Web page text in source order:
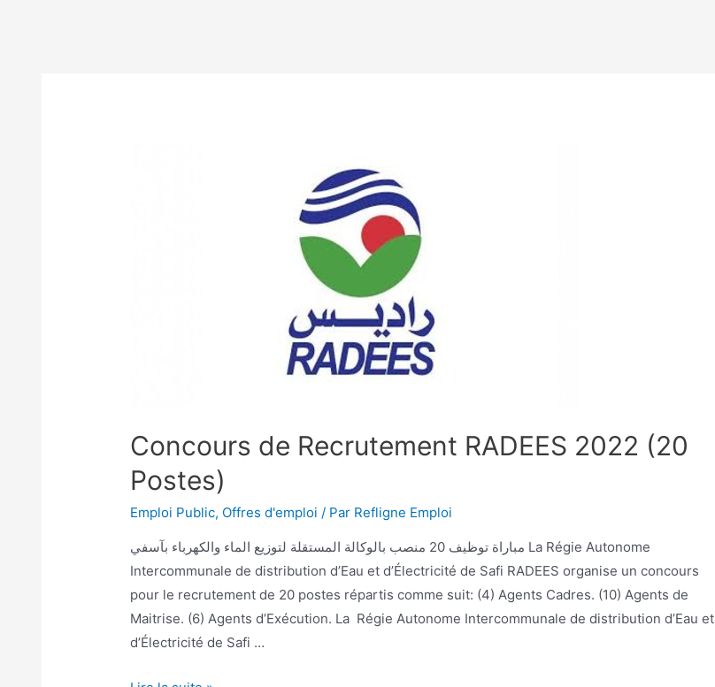
Concours de Recrutement RADEES 2022 (20
Postes)
Emploi Public, Offres d'emploi / Par Refligne Emploi
مباراة توظيف 20 منصب بالوكالة المستقلة لتوزيع الماء والكهرباء بآسفي La Régie Autonome
Intercommunale de distribution d’Eau et d’Électricité de Safi RADEES organise un concours
pour le recrutement de 20 postes répartis comme suit: (4) Agents Cadres. (10) Agents de
Maitrise. (6) Agents d’Exécution. La Régie Autonome Intercommunale de distribution d’Eau et
d’Électricité de Safi …